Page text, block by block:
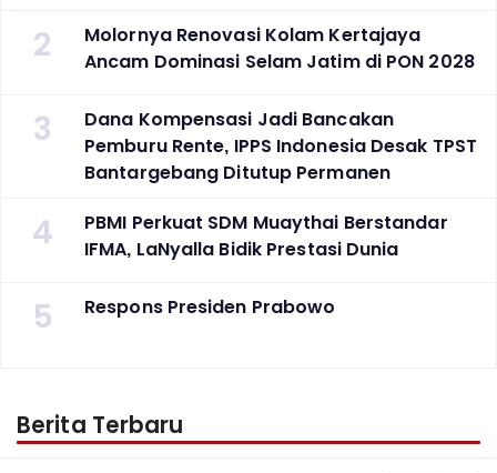
2
Molornya Renovasi Kolam Kertajaya
Ancam Dominasi Selam Jatim di PON 2028
3
Dana Kompensasi Jadi Bancakan
Pemburu Rente, IPPS Indonesia Desak TPST
Bantargebang Ditutup Permanen
4
PBMI Perkuat SDM Muaythai Berstandar
IFMA, LaNyalla Bidik Prestasi Dunia
5 Respons Presiden Prabowo
Berita Terbaru